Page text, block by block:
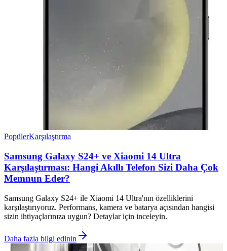
PopülerKarşılaştırma
Samsung Galaxy S24+ ve Xiaomi 14 Ultra
Karşılaştırması: Hangi Akıllı Telefon Sizi Daha Çok
Memnun Eder?
Samsung Galaxy S24+ ile Xiaomi 14 Ultra'nın özelliklerini
karşılaştırıyoruz. Performans, kamera ve batarya açısından hangisi
sizin ihtiyaçlarınıza uygun? Detaylar için inceleyin.
Daha fazla bilgi edinin